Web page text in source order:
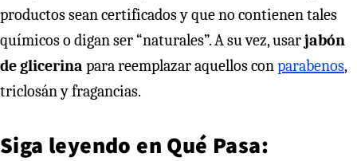
productos sean certificados y que no contienen tales
químicos o digan ser “naturales”. A su vez, usarjabón
de glicerina para reemplazar aquellos conparabenos,
triclosán y fragancias.
Siga leyendo en Qué Pasa: